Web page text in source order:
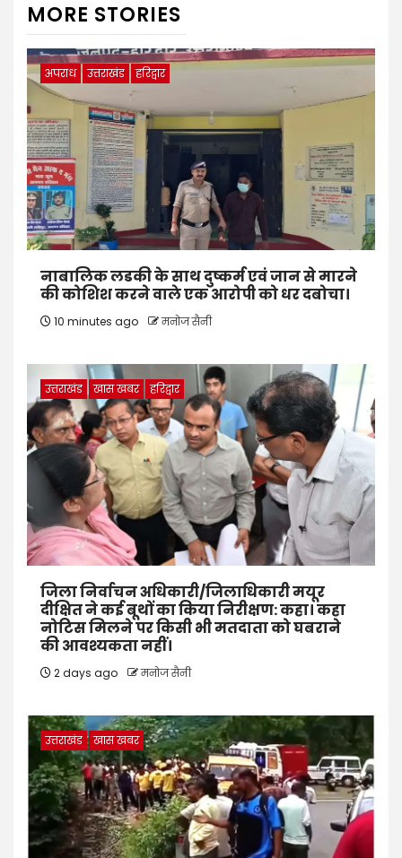
MORE STORIES
अपराध उत्तराखंड हरिद्वार
नाबालिक लडकी के साथ दुष्कर्म एवं जान से मारने
की कोशिश करने वाले एक आरोपी को धर दबोचा।
10 minutes ago मनोज सैनी
उत्तराखंड खास खबर हरिद्वार
जिला निर्वाचन अधिकारी/जिलाधिकारी मयूर
दीक्षित ने कई बूथों का किया निरीक्षण: कहा। कहा
नोटिस मिलने पर किसी भी मतदाता को घबराने
की आवश्यकता नहीं।
2 days ago मनोज सैनी
उत्तराखंड खास खबर